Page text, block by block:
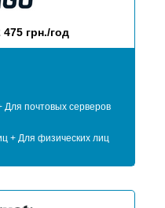
475 грн./год
Для почтовых серверов
+ Для физических лиц